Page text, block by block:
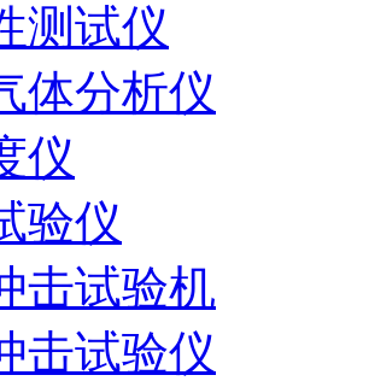
测试仪
体分析仪
仪
验仪
击试验机
击试验仪